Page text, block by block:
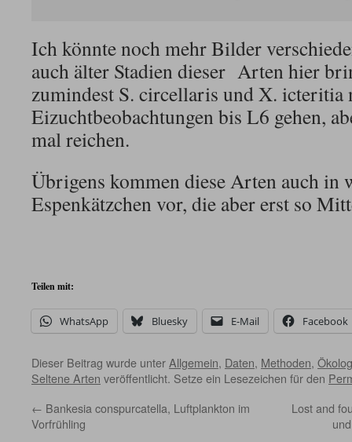
Ich könnte noch mehr Bilder
auch älter Stadien dieser Arten hier
zumindest S. circellaris und X. icteritia
Eizuchtbeobachtungen bis L6 gehen,
mal reichen.
Übrigens kommen diese Arten auch in
Espenkätzchen vor, die aber erst so
Teilen mit:
WhatsApp Bluesky E-Mail Facebook
Dieser Beitrag wurde unterAllgemein, Daten, Methoden,
Seltene Arten veröffentlicht. Setze ein Lesezeichen für den
← Bankesia conspurcatella, Luftplankton im
Vorfrühling
Lost and